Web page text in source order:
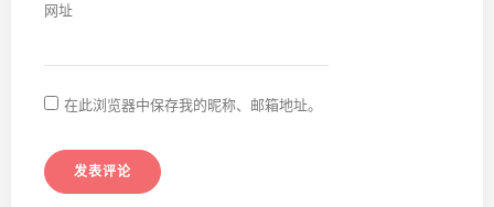
网址
在此浏览器中保存我的昵称、邮箱地址。